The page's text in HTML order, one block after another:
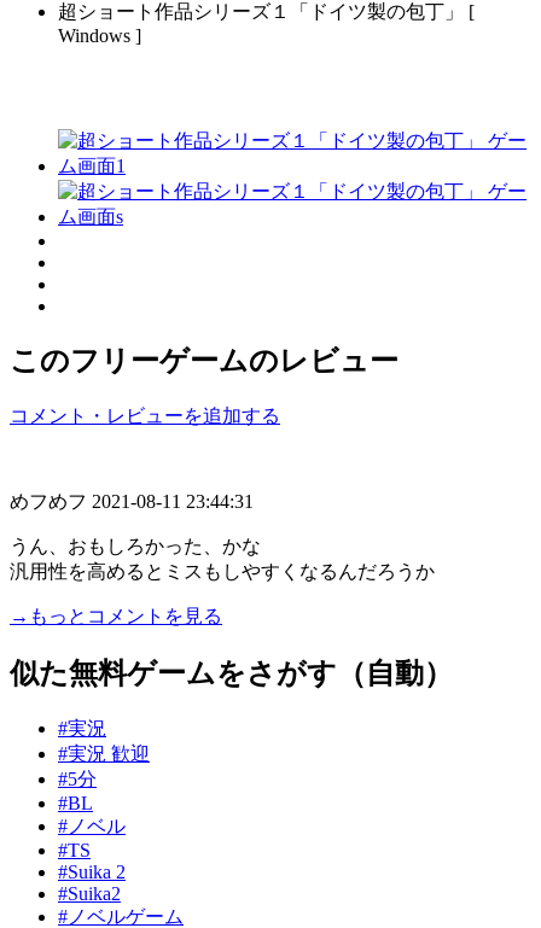
超ショート作品シリーズ１「ドイツ製の包丁」 [
Windows ]
このフリーゲームのレビュー
コメント・レビューを追加する
めフめフ 2021-08-11 23:44:31
うん、おもしろかった、かな
汎用性を高めるとミスもしやすくなるんだろうか
→もっとコメントを見る
似た無料ゲームをさがす（自動）
#実況
#実況 歓迎
#5分
#BL
#ノベル
#TS
#Suika 2
#Suika2
#ノベルゲーム